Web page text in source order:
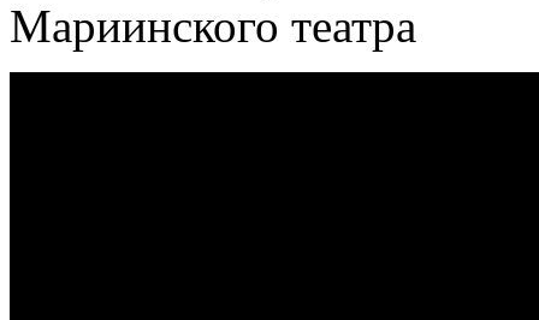
Мариинского театра